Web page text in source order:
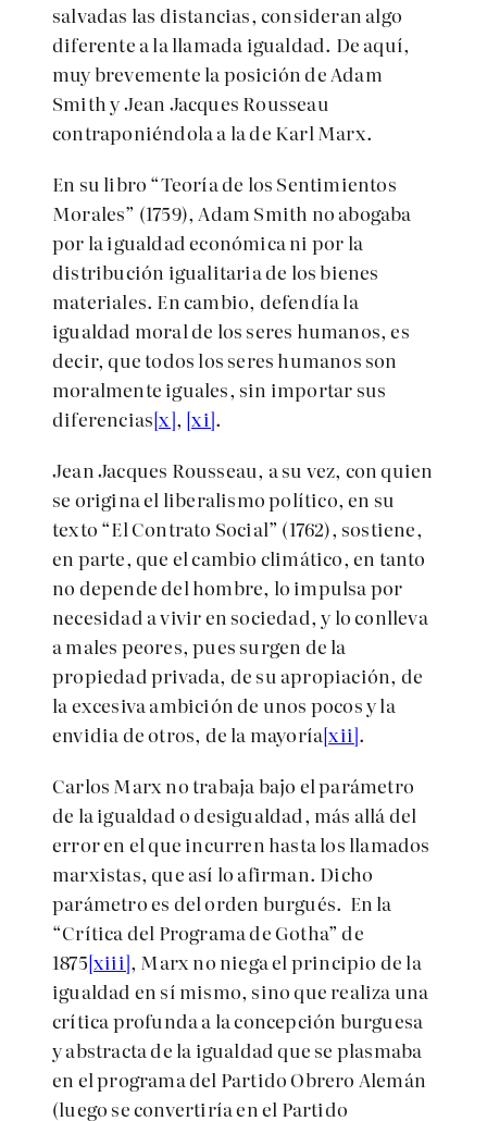
salvadas las distancias, consideran algo
diferente a la llamada igualdad. De aquí,
muy brevemente la posición de Adam
Smith y Jean Jacques Rousseau
contraponiéndola a la de Karl Marx.
En su libro “Teoría de los Sentimientos
Morales” (1759), Adam Smith no abogaba
por la igualdad económica ni por la
distribución igualitaria de los bienes
materiales. En cambio, defendía la
igualdad moral de los seres humanos, es
decir, que todos los seres humanos son
moralmente iguales, sin importar sus
diferencias[x], [xi].
Jean Jacques Rousseau, a su vez, con quien
se origina el liberalismo político, en su
texto “El Contrato Social” (1762), sostiene,
en parte, que el cambio climático, en tanto
no depende del hombre, lo impulsa por
necesidad a vivir en sociedad, y lo conlleva
a males peores, pues surgen de la
propiedad privada, de su apropiación, de
la excesiva ambición de unos pocos y la
envidia de otros, de la mayoría[xii].
Carlos Marx no trabaja bajo el parámetro
de la igualdad o desigualdad, más allá del
error en el que incurren hasta los llamados
marxistas, que así lo afirman. Dicho
parámetro es del orden burgués. En la
“Crítica del Programa de Gotha” de
1875[xiii], Marx no niega el principio de la
igualdad en sí mismo, sino que realiza una
crítica profunda a la concepción burguesa
y abstracta de la igualdad que se plasmaba
en el programa del Partido Obrero Alemán
(luego se convertiría en el Partido